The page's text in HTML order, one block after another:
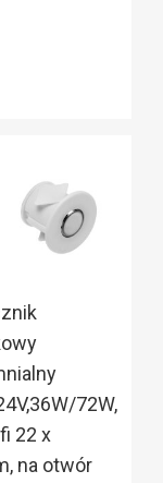
72W,
fi 22 x
na otwór